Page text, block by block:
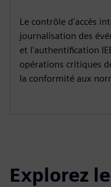
Le contrôle d'accès
journalisation des
et l'authentification
opérations critiques
la conformité aux
Explorez